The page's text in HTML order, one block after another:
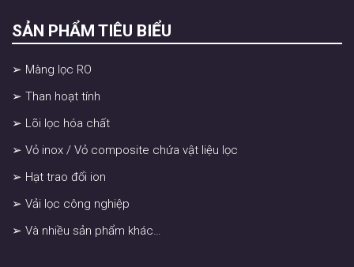
SẢN PHẨM TIÊU BIỂU
➢ Màng lọc RO
➢ Than hoạt tính
➢ Lõi lọc hóa chất
➢ Vỏ inox / Vỏ composite chứa vật liệu lọc
➢ Hạt trao đổi ion
➢ Vải lọc công nghiệp
➢ Và nhiều sản phẩm khác…